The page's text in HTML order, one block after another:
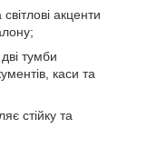
акценти
тумби
каси та
стійку та